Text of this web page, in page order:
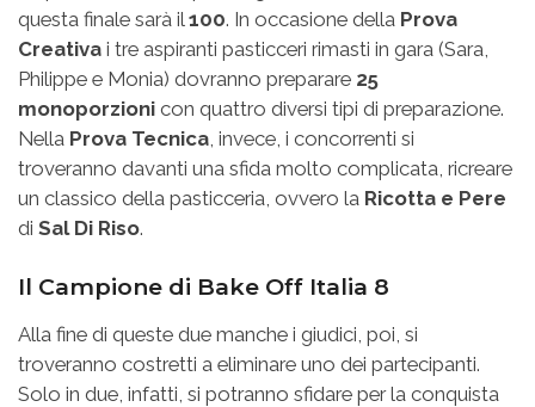
questa finale sarà il 100. In occasione della Prova
Creativa i tre aspiranti pasticceri rimasti in gara (Sara,
Philippe e Monia) dovranno preparare 25
monoporzioni con quattro diversi tipi di preparazione.
Nella Prova Tecnica , invece, i concorrenti si
troveranno davanti una sfida molto complicata, ricreare
un classico della pasticceria, ovvero la Ricotta e Pere
di Sal Di Riso.
Il Campione di Bake Off Italia 8
Alla fine di queste due manche i giudici, poi, si
troveranno costretti a eliminare uno dei partecipanti.
Solo in due, infatti, si potranno sfidare per la conquista